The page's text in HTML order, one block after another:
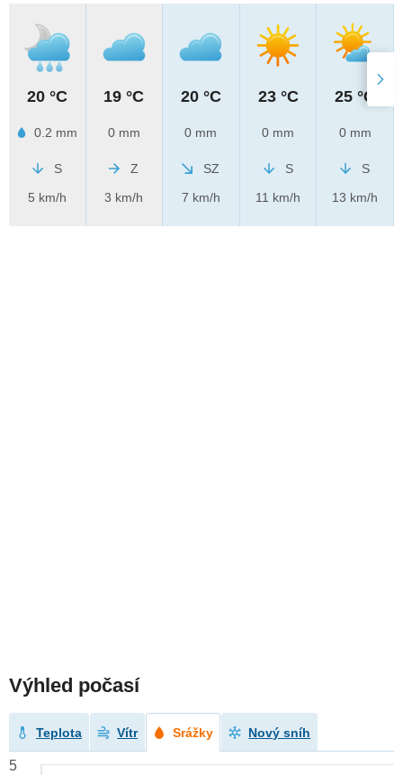
20 °C
0.2 mm
S
5 km/h
19 °C
0 mm
Z
3 km/h
20 °C
0 mm
SZ
7 km/h
23 °C
0 mm
S
11 km/h
25 °C
0 mm
S
13 km/h
Výhled počasí
Teplota Vítr Srážky Nový sníh
5